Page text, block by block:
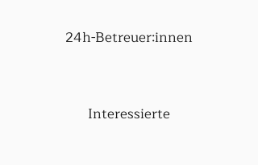
24h-Betreuer:innen
Interessierte